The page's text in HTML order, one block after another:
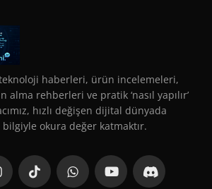
haberleri, ürün incelemeleri,
alma rehberleri ve pratik ‘nasıl yapılır’
hızlı değişen dijital dünyada
bilgiyle okura değer katmaktır.